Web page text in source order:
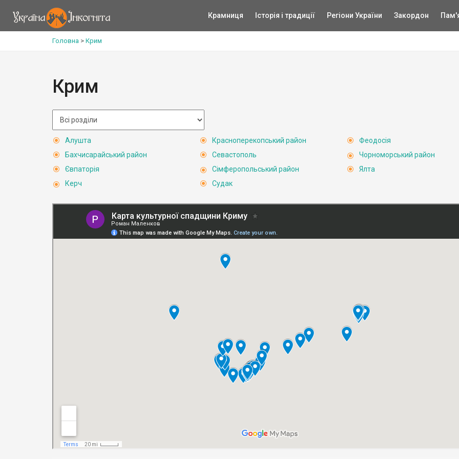
Крамниця Історія і традиції Регіони України Закордон
Головна > Крим
Крим
Алушта
Бахчисарайський район
Євпаторія
Керч
Красноперекопський район
Севастополь
Сімферопольський район
Судак
Феодосія
Чорноморський район
Ялта